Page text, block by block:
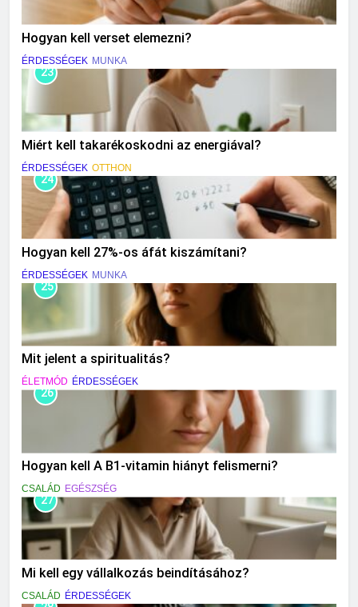
Hogyan kell verset elemezni?
ÉRDESSÉGEK MUNKA
23
Miért kell takarékoskodni az energiával?
ÉRDESSÉGEK OTTHON
24
Hogyan kell 27%-os áfát kiszámítani?
ÉRDESSÉGEK MUNKA
25
Mit jelent a spiritualitás?
ÉLETMÓD ÉRDESSÉGEK
26
Hogyan kell A B1-vitamin hiányt felismerni?
CSALÁD EGÉSZSÉG
27
Mi kell egy vállalkozás beindításához?
CSALÁD ÉRDESSÉGEK